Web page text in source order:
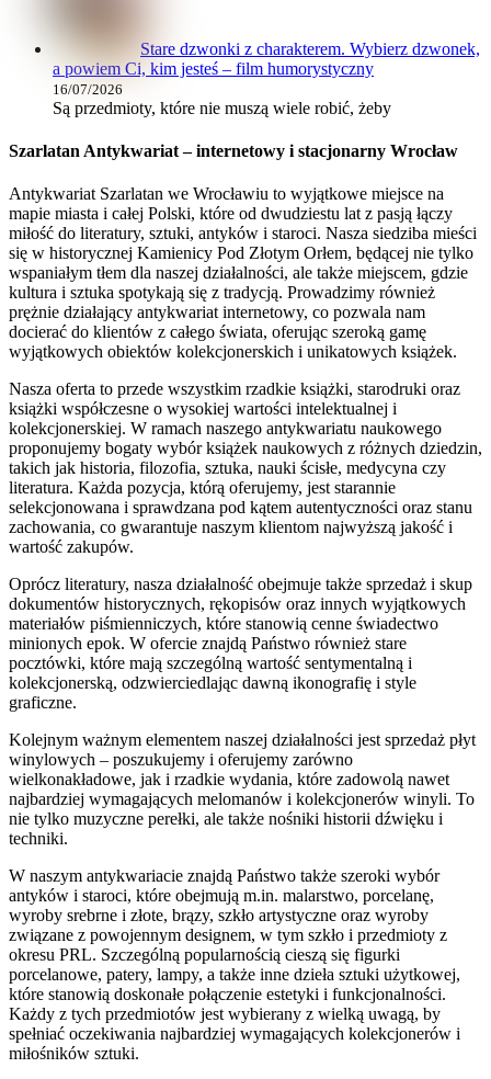
Stare dzwonki z charakterem. Wybierz dzwonek,
a powiem Ci, kim jesteś – film humorystyczny
16/07/2026
Są przedmioty, które nie muszą wiele robić, żeby
Szarlatan Antykwariat – internetowy i stacjonarny Wrocław
Antykwariat Szarlatan we Wrocławiu to wyjątkowe miejsce na
mapie miasta i całej Polski, które od dwudziestu lat z pasją łączy
miłość do literatury, sztuki, antyków i staroci. Nasza siedziba mieści
się w historycznej Kamienicy Pod Złotym Orłem, będącej nie tylko
wspaniałym tłem dla naszej działalności, ale także miejscem, gdzie
kultura i sztuka spotykają się z tradycją. Prowadzimy również
prężnie działający antykwariat internetowy, co pozwala nam
docierać do klientów z całego świata, oferując szeroką gamę
wyjątkowych obiektów kolekcjonerskich i unikatowych książek.
Nasza oferta to przede wszystkim rzadkie książki, starodruki oraz
książki współczesne o wysokiej wartości intelektualnej i
kolekcjonerskiej. W ramach naszego antykwariatu naukowego
proponujemy bogaty wybór książek naukowych z różnych dziedzin,
takich jak historia, filozofia, sztuka, nauki ścisłe, medycyna czy
literatura. Każda pozycja, którą oferujemy, jest starannie
selekcjonowana i sprawdzana pod kątem autentyczności oraz stanu
zachowania, co gwarantuje naszym klientom najwyższą jakość i
wartość zakupów.
Oprócz literatury, nasza działalność obejmuje także sprzedaż i skup
dokumentów historycznych, rękopisów oraz innych wyjątkowych
materiałów piśmienniczych, które stanowią cenne świadectwo
minionych epok. W ofercie znajdą Państwo również stare
pocztówki, które mają szczególną wartość sentymentalną i
kolekcjonerską, odzwierciedlając dawną ikonografię i style
graficzne.
Kolejnym ważnym elementem naszej działalności jest sprzedaż płyt
winylowych – poszukujemy i oferujemy zarówno
wielkonakładowe, jak i rzadkie wydania, które zadowolą nawet
najbardziej wymagających melomanów i kolekcjonerów winyli. To
nie tylko muzyczne perełki, ale także nośniki historii dźwięku i
techniki.
W naszym antykwariacie znajdą Państwo także szeroki wybór
antyków i staroci, które obejmują m.in. malarstwo, porcelanę,
wyroby srebrne i złote, brązy, szkło artystyczne oraz wyroby
związane z powojennym designem, w tym szkło i przedmioty z
okresu PRL. Szczególną popularnością cieszą się figurki
porcelanowe, patery, lampy, a także inne dzieła sztuki użytkowej,
które stanowią doskonałe połączenie estetyki i funkcjonalności.
Każdy z tych przedmiotów jest wybierany z wielką uwagą, by
spełniać oczekiwania najbardziej wymagających kolekcjonerów i
miłośników sztuki.